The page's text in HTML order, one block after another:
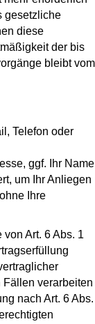
gesetzliche
diese
der bis
bleibt vom
Telefon oder
ggf. Ihr Name
um Ihr Anliegen
Ihre
Art. 6 Abs. 1
Fällen verarbeiten
nach Art. 6 Abs.